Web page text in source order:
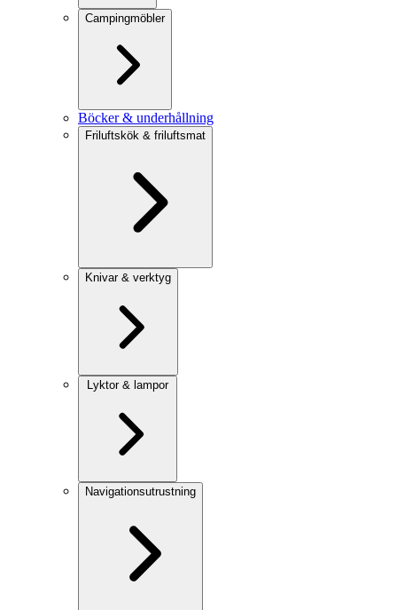
Campingmöbler
Böcker & underhållning
Friluftskök & friluftsmat
Knivar & verktyg
Lyktor & lampor
Navigationsutrustning